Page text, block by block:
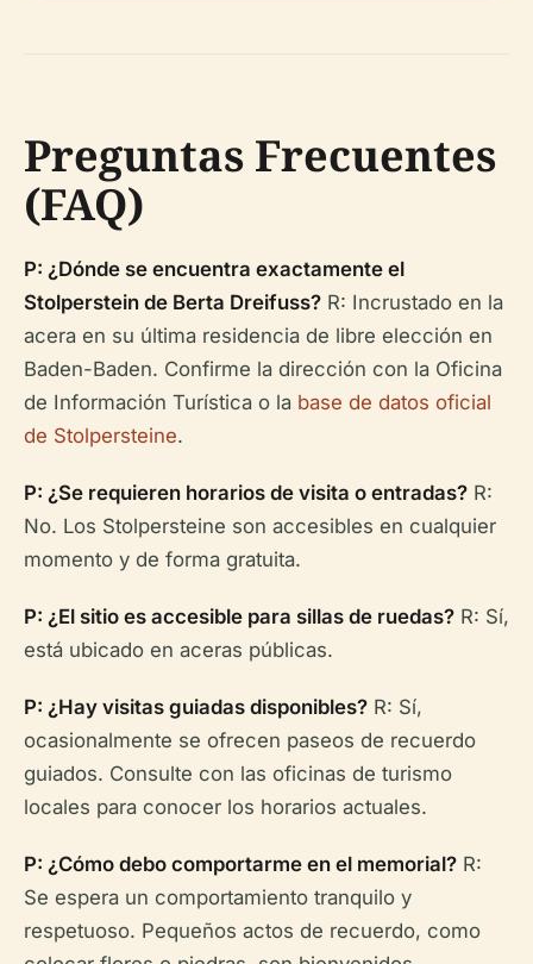
Preguntas Frecuentes
(FAQ)
P: ¿Dónde se encuentra exactamente el
Stolperstein de Berta Dreifuss? R: Incrustado en la
acera en su última residencia de libre elección en
Baden-Baden. Confirme la dirección con la Oficina
de Información Turística o la base de datos oficial
de Stolpersteine.
P: ¿Se requieren horarios de visita o entradas? R:
No. Los Stolpersteine son accesibles en cualquier
momento y de forma gratuita.
P: ¿El sitio es accesible para sillas de ruedas? R: Sí,
está ubicado en aceras públicas.
P: ¿Hay visitas guiadas disponibles? R: Sí,
ocasionalmente se ofrecen paseos de recuerdo
guiados. Consulte con las oficinas de turismo
locales para conocer los horarios actuales.
P: ¿Cómo debo comportarme en el memorial? R:
Se espera un comportamiento tranquilo y
respetuoso. Pequeños actos de recuerdo, como